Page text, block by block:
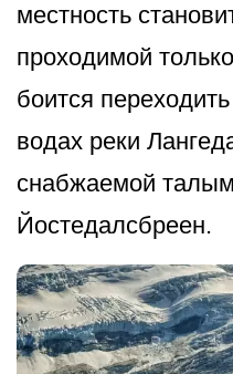
местность
проходимой
боится
водах реки
снабжаемой
Йостедалсбреен.